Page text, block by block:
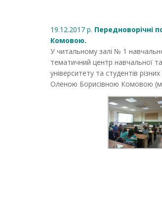
19.12.2017 р. Передноворічні
Комовою.
У читальному залі № 1
тематичний центр навчальної
університету та студентів
Оленою Борисівною Комовою